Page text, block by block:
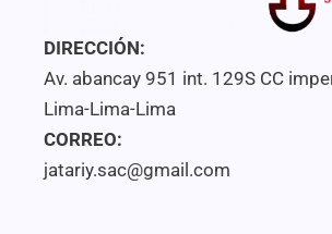
DIRECCIÓN:
Av. abancay 951 int. 129S CC
Lima-Lima-Lima
CORREO:
jatariy.sac@gmail.com